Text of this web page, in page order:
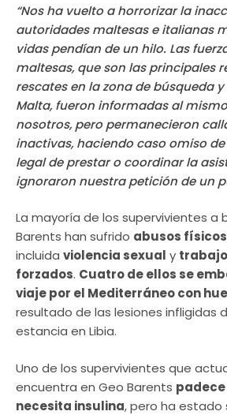
“Nos ha vuelto a horrorizar la
autoridades maltesas e italianas
vidas pendían de un hilo. Las
maltesas, que son las principales
rescates en la zona de búsqueda
Malta, fueron informadas al
nosotros, pero permanecieron
inactivas, haciendo caso omiso
legal de prestar o coordinar la
ignoraron nuestra petición de un
La mayoría de los supervivientes a
Barents han sufrido abusos físicos
incluida violencia sexual y
forzados. Cuatro de ellos se
viaje por el Mediterráneo con
resultado de las lesiones infligidas
estancia en Libia.
Uno de los supervivientes que
encuentra en Geo Barents
necesita insulina, pero ha estado